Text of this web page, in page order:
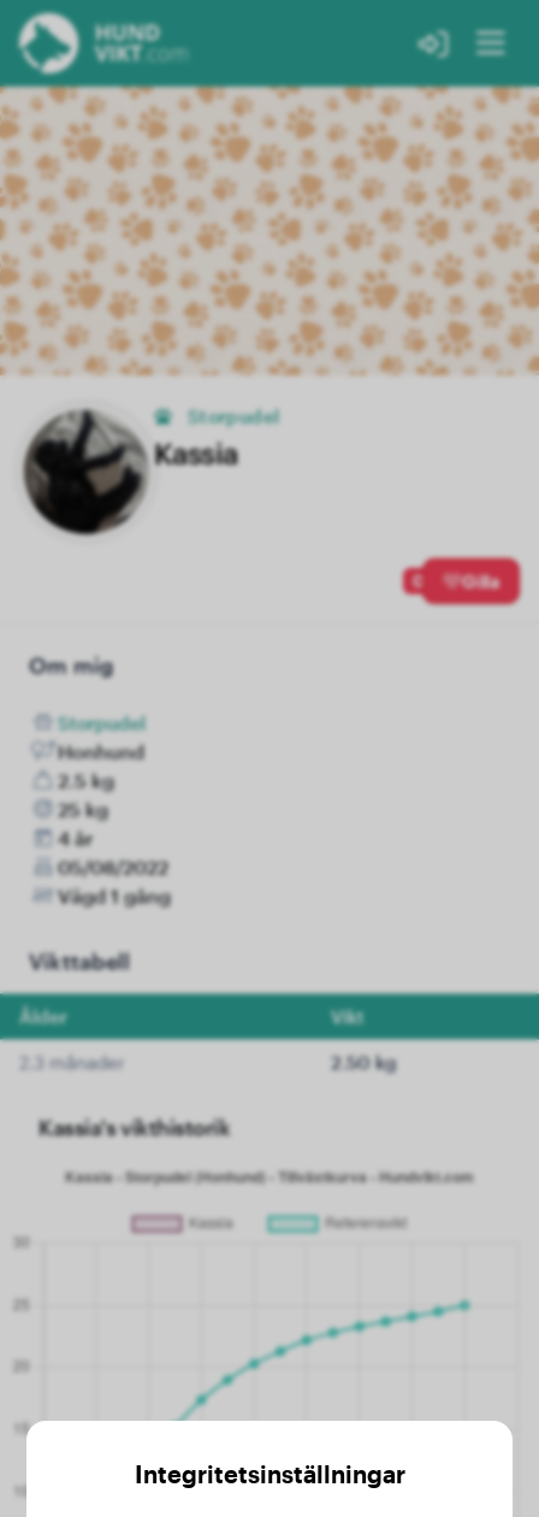
Storpudel
Kassia
0 Gilla
Om mig
Storpudel
Honhund
2.5 kg
25 kg
4 år
05/08/2022
Vägd 1 gång
Vikttabell
Ålder Vikt
2.3 månader 2.50 kg
Kassia's vikthistorik
Integritetsinställningar